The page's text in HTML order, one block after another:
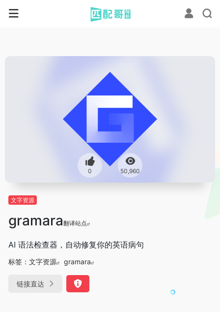
0 50,960
文字资源
gramara翻译站点
AI 语法检查器，自动修复你的英语病句
标签： 文字资源 gramara
链接直达